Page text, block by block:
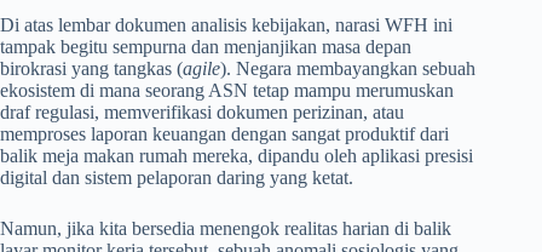
Di atas lembar dokumen analisis kebijakan, narasi WFH ini
tampak begitu sempurna dan menjanjikan masa depan
birokrasi yang tangkas (agile). Negara membayangkan sebuah
ekosistem di mana seorang ASN tetap mampu merumuskan
draf regulasi, memverifikasi dokumen perizinan, atau
memproses laporan keuangan dengan sangat produktif dari
balik meja makan rumah mereka, dipandu oleh aplikasi presisi
digital dan sistem pelaporan daring yang ketat.
Namun, jika kita bersedia menengok realitas harian di balik